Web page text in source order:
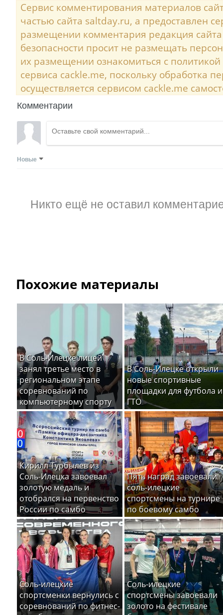
Сервис комментирования материалов
частью сайта saltday.ru, а предоставлен
размещении комментария редакция
безопасности просит не размещать
их размещении ознакомиться с
сервиса cackle.me, поскольку обработка
осуществляется сервисом cackle.me
Комментарии
Новые
Никто ещё не оставил
Похожие материалы
В Соль-Илецке лицей
занял третье место в
региональном этапе
соревнований по
компьютерному спорту
В Соль-Илецке открыли
новые спортивные
площадки для футбола и
ГТО
Кирилл Турбылев из
Соль-Илецка завоевал
золотую медаль и
отобрался на первенство
России по самбо
Пять наград завоевали
соль-илецкие
спортсмены на турнире
по боевому самбо
Соль-илецкие
спортсменки вернулись с
соревнований по фитнес-
Соль-илецкие
спортсмены завоевали
золото на фестивале